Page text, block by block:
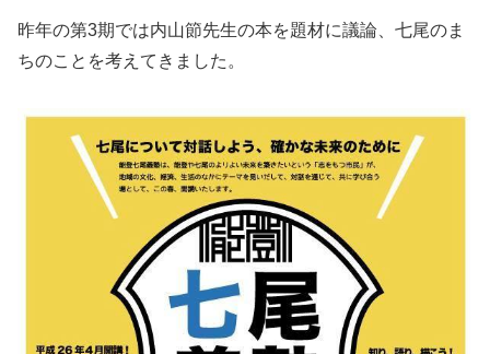
昨年の第3期では内山節先生の本を題材に議論、七尾のま
ちのことを考えてきました。